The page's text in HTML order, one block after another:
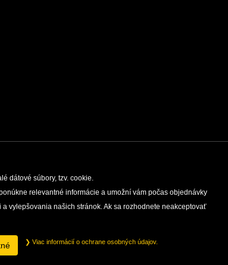
VÝCHOVA EDIČNÁ ČINNOSŤ
SPRÁVA SLOVENSKÝCH
Slovenská Republika
by
dátové súbory, tzv. cookie.
relevantné informácie a umožní vám počas objednávky
vylepšovania našich stránok. Ak sa rozhodnete neakceptovať
Viac informácií o ochrane osobných údajov.